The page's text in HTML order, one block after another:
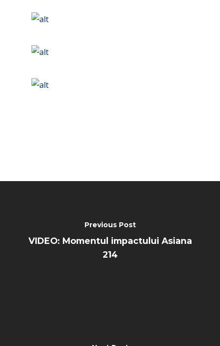
Previous Post
VIDEO: Momentul impactului Asiana
214